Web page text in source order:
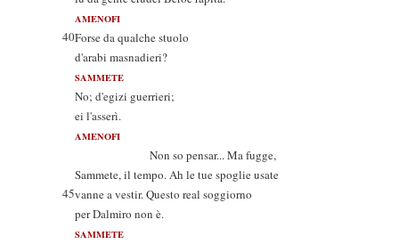
AMENOFI
40Forse da qualche stuolo
d'arabi masnadieri?
SAMMETE
No; d'egizi guerrieri;
ei l'asserì.
AMENOFI
Non so pensar... Ma fugge,
Sammete, il tempo. Ah le tue spoglie usate
45vanne a vestir. Questo real soggiorno
per Dalmiro non è.
SAMMETE